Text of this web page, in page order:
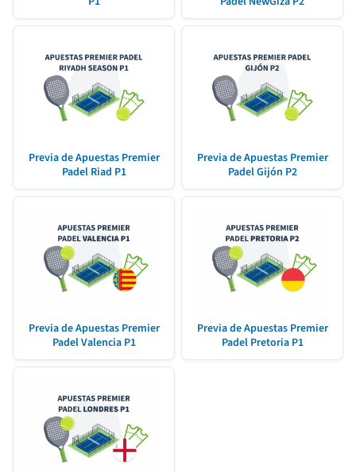
Previa de Apuestas Premier
Padel Riad P1
Previa de Apuestas Premier
Padel Gijón P2
Previa de Apuestas Premier
Padel Valencia P1
Previa de Apuestas Premier
Padel Pretoria P1